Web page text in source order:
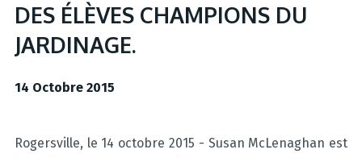
DES ÉLÈVES CHAMPIONS DU
JARDINAGE.
14 Octobre 2015
Rogersville, le 14 octobre 2015 - Susan McLenaghan est